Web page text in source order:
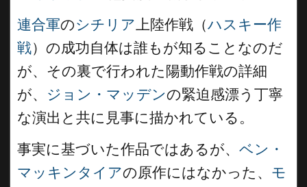
連合軍のシチリア上陸作戦（ハスキー作
戦）の成功自体は誰もが知ることなのだ
が、その裏で行われた陽動作戦の詳細
が、 ジョン・マッデンの緊迫感漂う丁寧
な演出と共に見事に描かれている。
事実に基づいた作品ではあるが、 ベン・
マッキンタイアの原作にはなかった、 モ